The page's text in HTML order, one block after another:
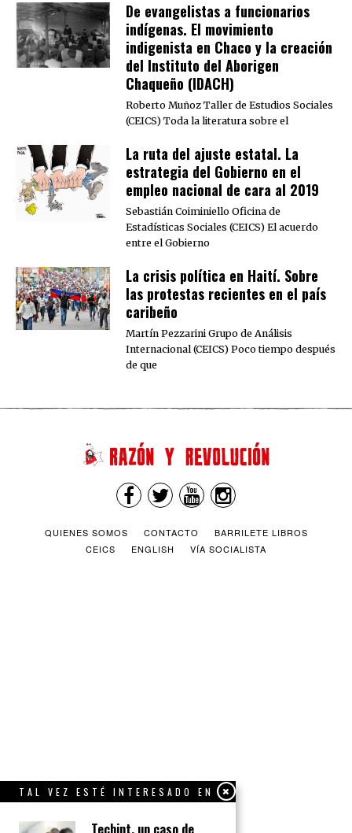
De evangelistas a funcionarios
indígenas. El movimiento
indigenista en Chaco y la creación
del Instituto del Aborigen
Chaqueño (IDACH)
Roberto Muñoz Taller de Estudios Sociales
(CEICS) Toda la literatura sobre el
La ruta del ajuste estatal. La
estrategia del Gobierno en el
empleo nacional de cara al 2019
Sebastián Coiminiello Oficina de
Estadísticas Sociales (CEICS) El acuerdo
entre el Gobierno
La crisis política en Haití. Sobre
las protestas recientes en el país
caribeño
Martín Pezzarini Grupo de Análisis
Internacional (CEICS) Poco tiempo después
de que
QUIENES SOMOS CONTACTO
BARRILETE LIBROS
CEICS
ENGLISH VÍA SOCIALISTA
TAL VEZ ESTÉ INTERESADO EN
Techint, un caso de